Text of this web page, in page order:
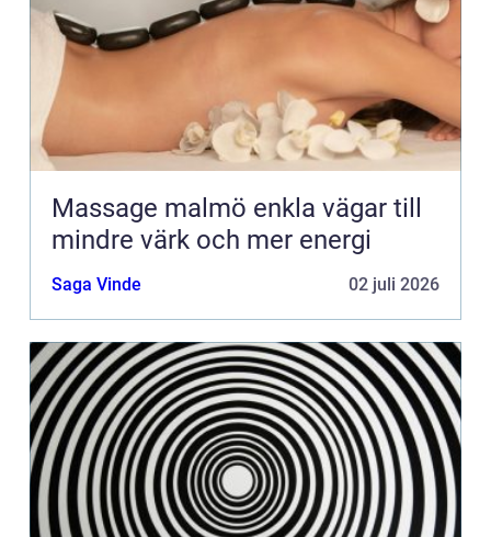
Massage malmö enkla vägar till
mindre värk och mer energi
Saga Vinde 02 juli 2026